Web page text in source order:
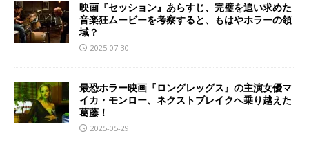
映画『セッション』あらすじ、完璧を追い求めた
音楽狂ムービーを考察すると、もはやホラーの領
域？
2025-07-30
最恐ホラー映画『ロングレッグス』の主演女優マ
イカ・モンロー、ネクストブレイクへ乗り越えた
葛藤！
2025-05-29